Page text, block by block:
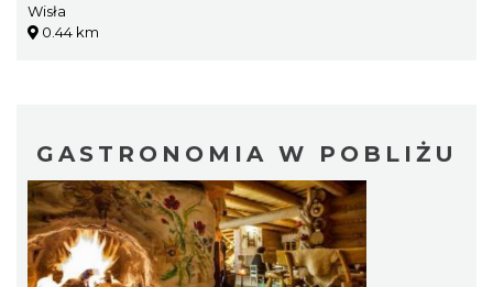
Wisła
0.44 km
GASTRONOMIA W POBLIŻU